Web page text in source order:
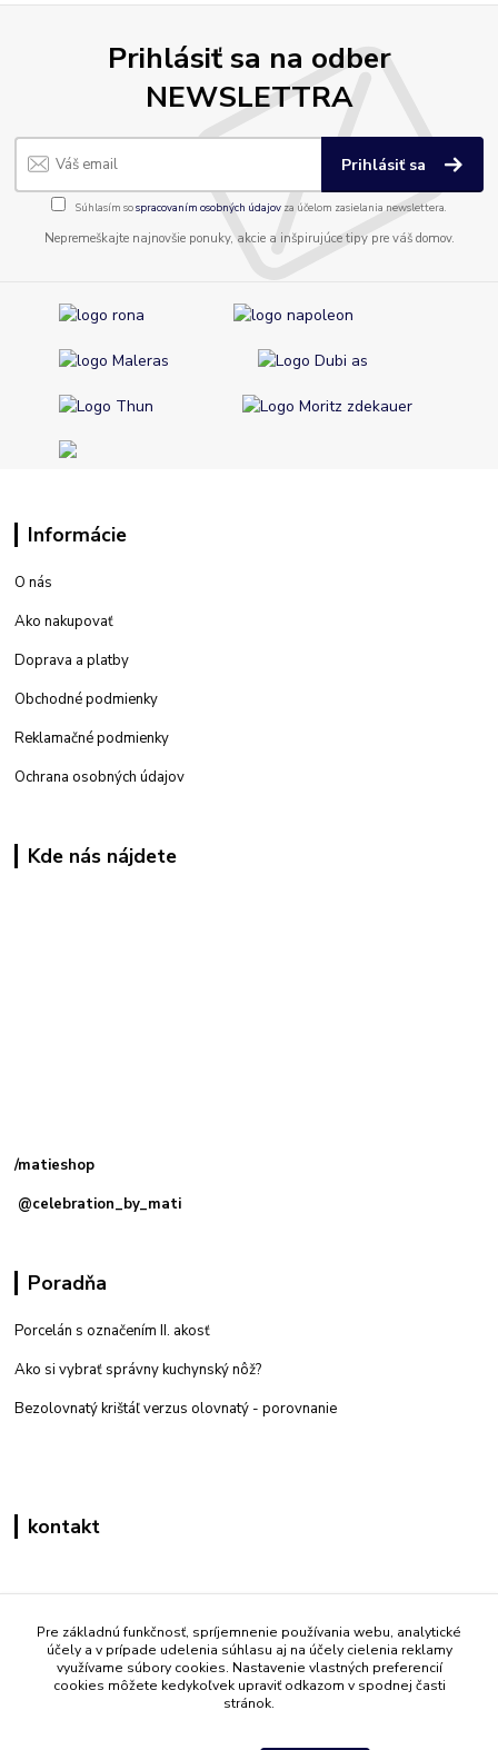
Prihlásiť sa na odber
NEWSLETTRA
Prihlásiť sa
Súhlasím sospracovaním osobných údajov za účelom zasielania newslettera.
Nepremeškajte najnovšie ponuky, akcie a inšpirujúce tipy pre váš domov.
Informácie
O nás
Ako nakupovať
Doprava a platby
Obchodné podmienky
Reklamačné podmienky
Ochrana osobných údajov
Kde nás nájdete
/matieshop
@celebration_by_mati
Poradňa
Porcelán s označením II. akosť
Ako si vybrať správny kuchynský nôž?
Bezolovnatý krištáľ verzus olovnatý - porovnanie
kontakt
+421 908 861 051
(Po - Pia 7:30-15:30)
info@mati.sk
Pre základnú funkčnosť, spríjemnenie používania webu, analytické
účely a v prípade udelenia súhlasu aj na účely cielenia reklamy
využívame súbory cookies. Nastavenie vlastných preferencií
cookies môžete kedykoľvek upraviť odkazom v spodnej časti
stránok.